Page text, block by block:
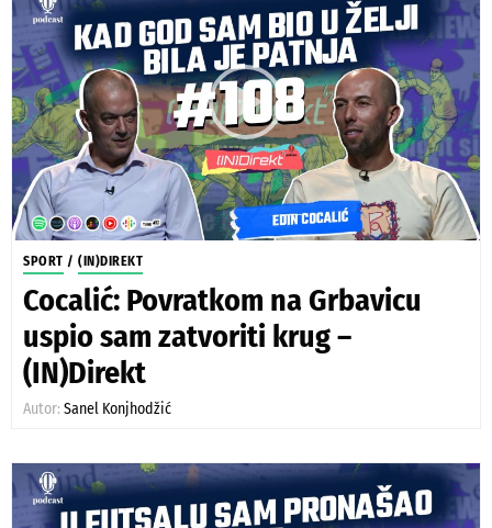
SPORT / (IN)DIREKT
Cocalić: Povratkom na Grbavicu
uspio sam zatvoriti krug –
(IN)Direkt
Autor: Sanel Konjhodžić